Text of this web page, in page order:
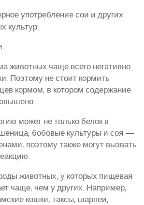
употребление сои и других
культур.
животных чаще всего негативно
Поэтому не стоит кормить
кормом, в котором содержание
может не только белок в
бобовые культуры и соя —
поэтому также могут вызвать
животных, у которых пищевая
чаще, чем у других. Например,
кошки, таксы, шарпеи,